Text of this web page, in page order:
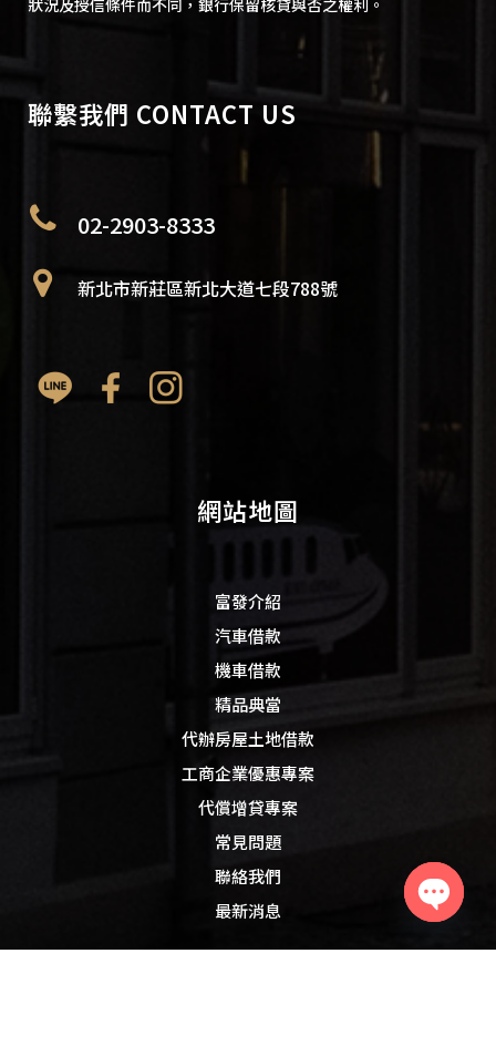
狀況及授信條件而不同，銀行保留核貸與否之權利。
聯繫我們 CONTACT US
02-2903-8333
新北市新莊區新北大道七段788號
網站地圖
富發介紹
汽車借款
機車借款
精品典當
代辦房屋土地借款
工商企業優惠專案
代償增貸專案
常見問題
聯絡我們
最新消息
chaty